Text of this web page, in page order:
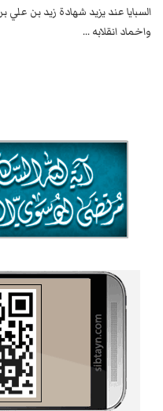
السبايا عند يزيد شهادة زيد بن
واخماد انقلابه ...